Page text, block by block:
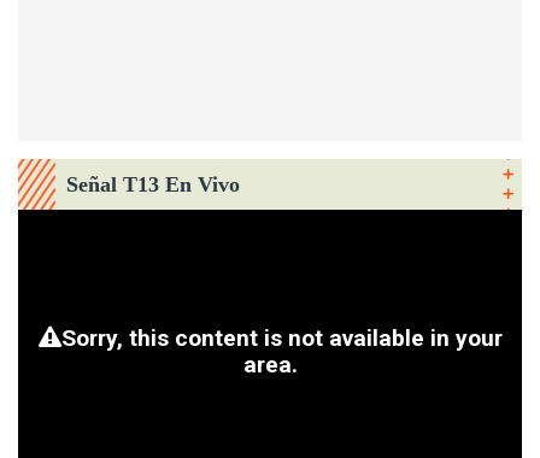
Señal T13 En Vivo